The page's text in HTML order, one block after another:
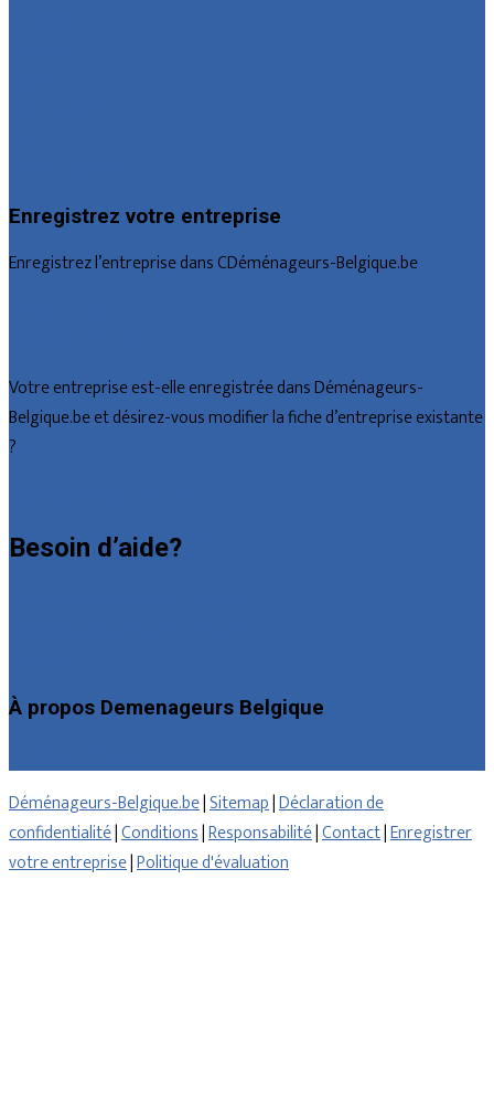
Enregistrez votre entreprise
Enregistrez l’entreprise dans CDéménageurs-Belgique.be
Votre entreprise est-elle enregistrée dans Déménageurs-
Belgique.be et désirez-vous modifier la fiche d’entreprise existante
?
Besoin d’aide?
À propos Demenageurs Belgique
Déménageurs-Belgique.be|Sitemap|Déclaration de
confidentialité|Conditions|Responsabilité|Contact|Enregistrer
votre entreprise|Politique d'évaluation